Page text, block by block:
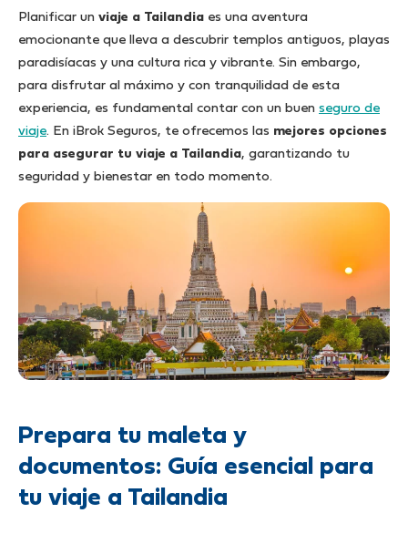
Planificar un viaje a Tailandia es una aventura
emocionante que lleva a descubrir templos antiguos, playas
paradisíacas y una cultura rica y vibrante. Sin embargo,
para disfrutar al máximo y con tranquilidad de esta
experiencia, es fundamental contar con un buen seguro de
viaje. En iBrok Seguros, te ofrecemos las mejores opciones
para asegurar tu viaje a Tailandia, garantizando tu
seguridad y bienestar en todo momento.
Prepara tu maleta y
documentos: Guía esencial para
tu viaje a Tailandia